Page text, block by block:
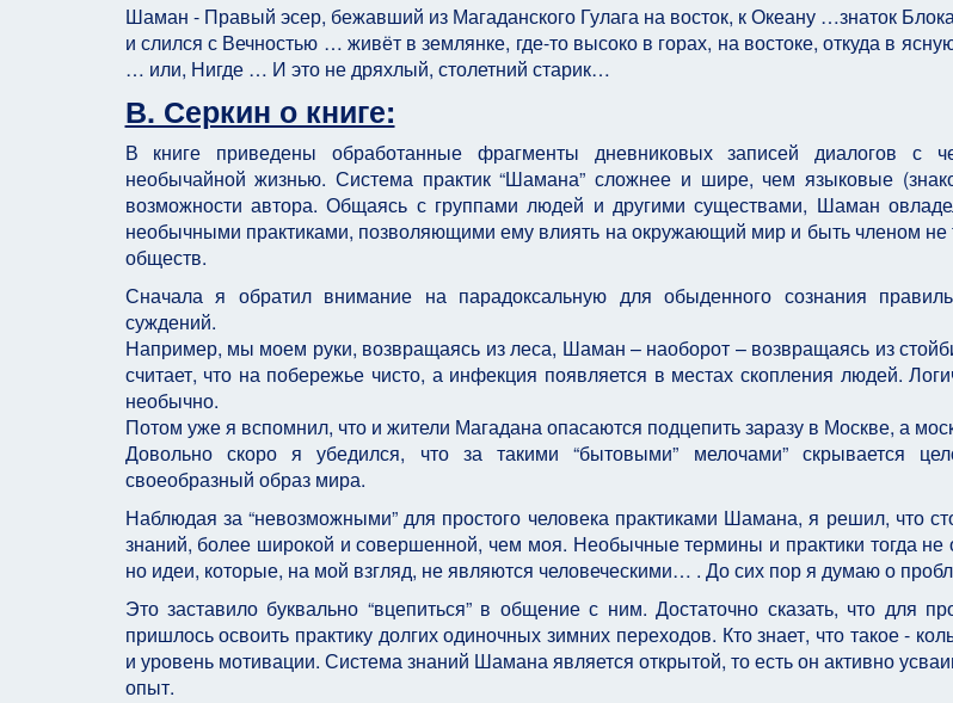
Шаман - Правый эсер, бежавший из Магаданского Гулага на восток, к Океану …знаток
и слился с Вечностью … живёт в землянке, где-то высоко в горах, на востоке, откуда в
… или, Нигде … И это не дряхлый, столетний старик…
В. Серкин о книге:
В книге приведены обработанные фрагменты дневниковых записей диалогов с
необычайной жизнью. Система практик “Шамана” сложнее и шире, чем языковые
возможности автора. Общаясь с группами людей и другими существами, Шаман
необычными практиками, позволяющими ему влиять на окружающий мир и быть членом не
обществ.
Сначала я обратил внимание на парадоксальную для обыденного сознания
суждений.
Например, мы моем руки, возвращаясь из леса, Шаман – наоборот – возвращаясь из
считает, что на побережье чисто, а инфекция появляется в местах скопления людей.
необычно.
Потом уже я вспомнил, что и жители Магадана опасаются подцепить заразу в Москве, а
Довольно скоро я убедился, что за такими “бытовыми” мелочами” скрывается
своеобразный образ мира.
Наблюдая за “невозможными” для простого человека практиками Шамана, я решил, что
знаний, более широкой и совершенной, чем моя. Необычные термины и практики тогда не
но идеи, которые, на мой взгляд, не являются человеческими… . До сих пор я думаю о
Это заставило буквально “вцепиться” в общение с ним. Достаточно сказать, что для
пришлось освоить практику долгих одиночных зимних переходов. Кто знает, что такое -
и уровень мотивации. Система знаний Шамана является открытой, то есть он активно
опыт.